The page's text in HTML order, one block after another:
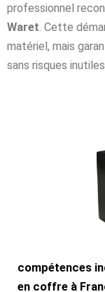
professionnel
Waret. Cette
matériel, mais
sans risques
compétences
en coffre à